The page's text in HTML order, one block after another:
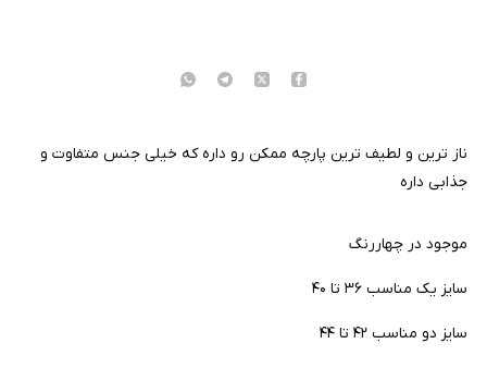
ناز ترین و لطیف ترین پارچه ممکن رو داره که خیلی جنس متفاوت و
جذابی داره
موجود در چهاررنگ
سایز یک مناسب ۳۶ تا ۴۰
سایز دو مناسب ۴۲ تا ۴۴